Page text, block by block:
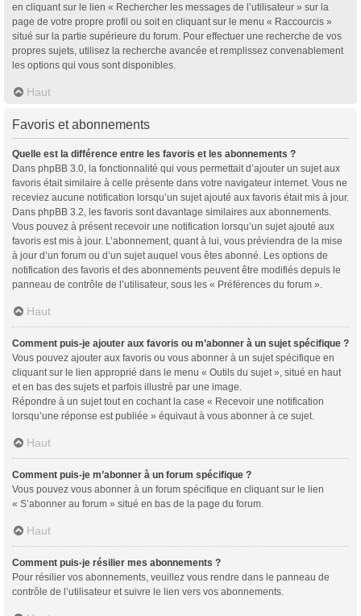
en cliquant sur le lien « Rechercher les messages de l’utilisateur » sur la
page de votre propre profil ou soit en cliquant sur le menu « Raccourcis »
situé sur la partie supérieure du forum. Pour effectuer une recherche de vos
propres sujets, utilisez la recherche avancée et remplissez convenablement
les options qui vous sont disponibles.
Haut
Favoris et abonnements
Quelle est la différence entre les favoris et les abonnements ?
Dans phpBB 3.0, la fonctionnalité qui vous permettait d’ajouter un sujet aux
favoris était similaire à celle présente dans votre navigateur internet. Vous ne
receviez aucune notification lorsqu’un sujet ajouté aux favoris était mis à jour.
Dans phpBB 3.2, les favoris sont davantage similaires aux abonnements.
Vous pouvez à présent recevoir une notification lorsqu’un sujet ajouté aux
favoris est mis à jour. L’abonnement, quant à lui, vous préviendra de la mise
à jour d’un forum ou d’un sujet auquel vous êtes abonné. Les options de
notification des favoris et des abonnements peuvent être modifiés depuis le
panneau de contrôle de l’utilisateur, sous les « Préférences du forum ».
Haut
Comment puis-je ajouter aux favoris ou m’abonner à un sujet spécifique ?
Vous pouvez ajouter aux favoris ou vous abonner à un sujet spécifique en
cliquant sur le lien approprié dans le menu « Outils du sujet », situé en haut
et en bas des sujets et parfois illustré par une image.
Répondre à un sujet tout en cochant la case « Recevoir une notification
lorsqu’une réponse est publiée » équivaut à vous abonner à ce sujet.
Haut
Comment puis-je m’abonner à un forum spécifique ?
Vous pouvez vous abonner à un forum spécifique en cliquant sur le lien
« S’abonner au forum » situé en bas de la page du forum.
Haut
Comment puis-je résilier mes abonnements ?
Pour résilier vos abonnements, veuillez vous rendre dans le panneau de
contrôle de l’utilisateur et suivre le lien vers vos abonnements.